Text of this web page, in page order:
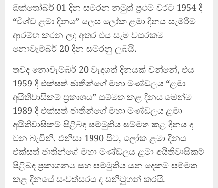
ඔක්තෝබර් 01 දින සමරන නමුත් ප්‍රථම වරට 1954 දී
“විශ්ව ළමා දිනය” ලෙස ලෝක ළමා දිනය සැමරීම
ආරම්භ කරන ලද අතර එය සෑම වසරකම
නොවැම්බර් 20 දින සමරනු ලබයි.
තවද නොවැම්බර් 20 වැදගත් දිනයක් වන්නේ, එය
1959 දී එක්සත් ජාතීන්ගේ මහා මණ්ඩලය “ළමා
අයිතිවාසිකම් ප්‍රකාශය” සම්මත කළ දිනය මෙන්ම
1989 දී එක්සත් ජාතීන්ගේ මහා මණ්ඩලය ළමා
අයිතිවාසිකම් පිළිබඳ සම්මුතිය සම්මත කළ දිනය ද
වන බැවිනි. එනිසා 1990 සිට, ලෝක ළමා දිනය
එක්සත් ජාතීන්ගේ මහා මණ්ඩලය ළමා අයිතිවාසිකම්
පිළිබඳ ප්‍රකාශනය සහ සම්මුතිය යන දෙකම සම්මත
කළ දිනයේ සංවත්සරය ද සනිටුහන් කරයි.